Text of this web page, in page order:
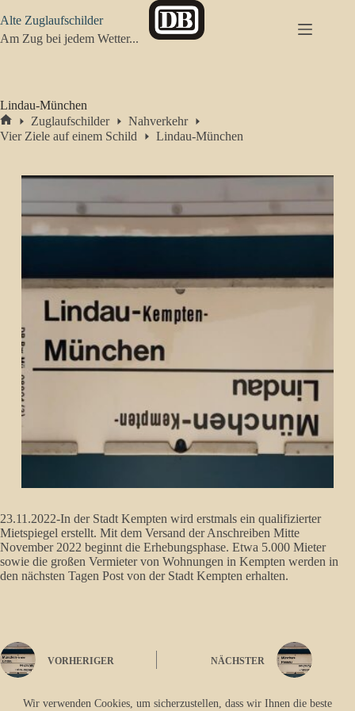
Inhalt
springen
Wir verwenden Cookies, um sicherzustellen, dass wir Ihnen die beste
Alte Zuglaufschilder
Am Zug bei jedem Wetter...
Lindau-München
Start
Zuglaufschilder
Nahverkehr
Vier Ziele auf einem Schild
Lindau-München
23.11.2022-In der Stadt Kempten wird erstmals ein qualifizierter
Mietspiegel erstellt. Mit dem Versand der Anschreiben Mitte
November 2022 beginnt die Erhebungsphase. Etwa 5.000 Mieter
sowie die großen Vermieter von Wohnungen in Kempten werden in
den nächsten Tagen Post von der Stadt Kempten erhalten.
VORHERIGER NÄCHSTER